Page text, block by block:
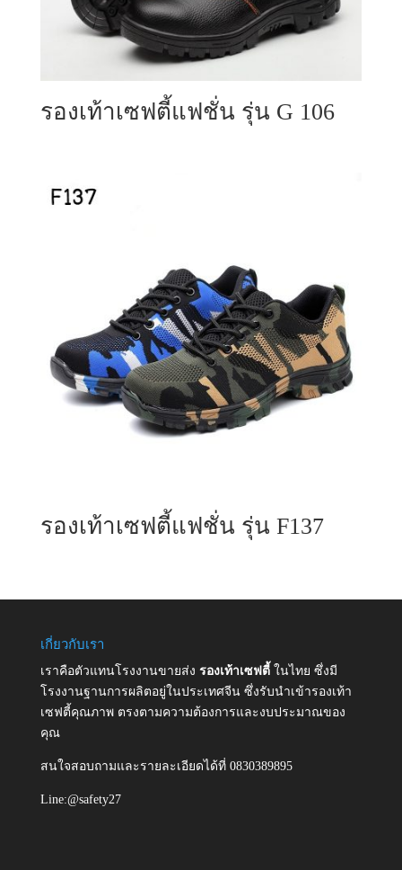
รองเท้าเซฟตี้แฟชั่น รุ่น G 106
รองเท้าเซฟตี้แฟชั่น รุ่น F137
เกี่ยวกับเรา
เราคือตัวแทนโรงงานขายส่ง รองเท้าเซฟตี้ ในไทย ซึ่งมี
โรงงานฐานการผลิตอยู่ในประเทศจีน ซึ่งรับนำเข้ารองเท้า
เซฟตี้คุณภาพ ตรงตามความต้องการและงบประมาณของ
คุณ
สนใจสอบถามและรายละเอียดได้ที่ 0830389895
Line:@safety27